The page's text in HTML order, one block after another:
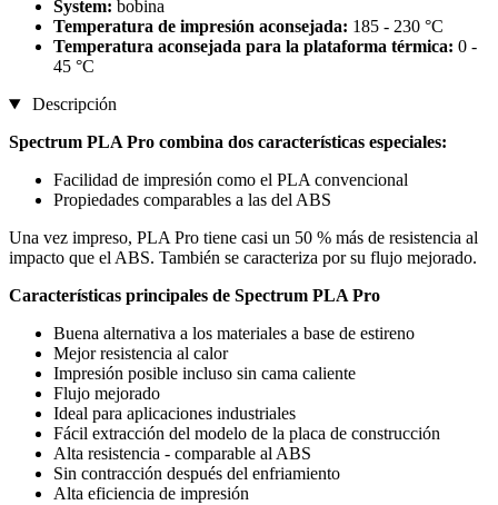
System: bobina
Temperatura de impresión aconsejada: 185 - 230 °C
Temperatura aconsejada para la plataforma térmica: 0 -
45 °C
Descripción
Spectrum PLA Pro combina dos características especiales:
Facilidad de impresión como el PLA convencional
Propiedades comparables a las del ABS
Una vez impreso, PLA Pro tiene casi un 50 % más de resistencia al
impacto que el ABS. También se caracteriza por su flujo mejorado.
Características principales de Spectrum PLA Pro
Buena alternativa a los materiales a base de estireno
Mejor resistencia al calor
Impresión posible incluso sin cama caliente
Flujo mejorado
Ideal para aplicaciones industriales
Fácil extracción del modelo de la placa de construcción
Alta resistencia - comparable al ABS
Sin contracción después del enfriamiento
Alta eficiencia de impresión